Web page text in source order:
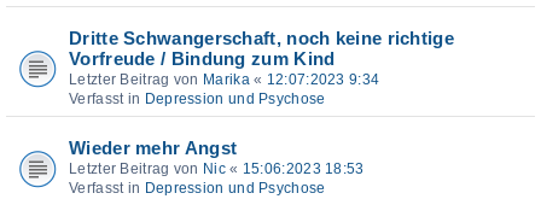
Dritte Schwangerschaft, noch keine richtige
Vorfreude / Bindung zum Kind
Letzter Beitrag von Marika« 12:07:2023 9:34
Verfasst in Depression und Psychose
Wieder mehr Angst
Letzter Beitrag von Nic« 15:06:2023 18:53
Verfasst in Depression und Psychose